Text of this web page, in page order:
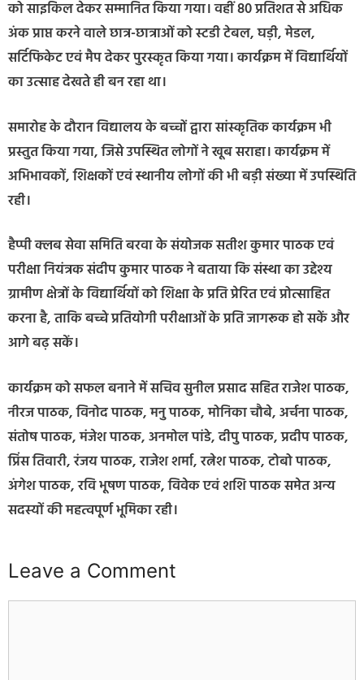
को साइकिल देकर सम्मानित किया गया। वहीं 80 प्रतिशत से अधिक
अंक प्राप्त करने वाले छात्र-छात्राओं को स्टडी टेबल, घड़ी, मेडल,
सर्टिफिकेट एवं मैप देकर पुरस्कृत किया गया। कार्यक्रम में विद्यार्थियों
का उत्साह देखते ही बन रहा था।
समारोह के दौरान विद्यालय के बच्चों द्वारा सांस्कृतिक कार्यक्रम भी
प्रस्तुत किया गया, जिसे उपस्थित लोगों ने खूब सराहा। कार्यक्रम में
अभिभावकों, शिक्षकों एवं स्थानीय लोगों की भी बड़ी संख्या में उपस्थिति
रही।
हैप्पी क्लब सेवा समिति बरवा के संयोजक सतीश कुमार पाठक एवं
परीक्षा नियंत्रक संदीप कुमार पाठक ने बताया कि संस्था का उद्देश्य
ग्रामीण क्षेत्रों के विद्यार्थियों को शिक्षा के प्रति प्रेरित एवं प्रोत्साहित
करना है, ताकि बच्चे प्रतियोगी परीक्षाओं के प्रति जागरूक हो सकें और
आगे बढ़ सकें।
कार्यक्रम को सफल बनाने में सचिव सुनील प्रसाद सहित राजेश पाठक,
नीरज पाठक, विनोद पाठक, मनु पाठक, मोनिका चौबे, अर्चना पाठक,
संतोष पाठक, मंजेश पाठक, अनमोल पांडे, दीपु पाठक, प्रदीप पाठक,
प्रिंस तिवारी, रंजय पाठक, राजेश शर्मा, रत्नेश पाठक, टोबो पाठक,
अंगेश पाठक, रवि भूषण पाठक, विवेक एवं शशि पाठक समेत अन्य
सदस्यों की महत्वपूर्ण भूमिका रही।
Leave a Comment